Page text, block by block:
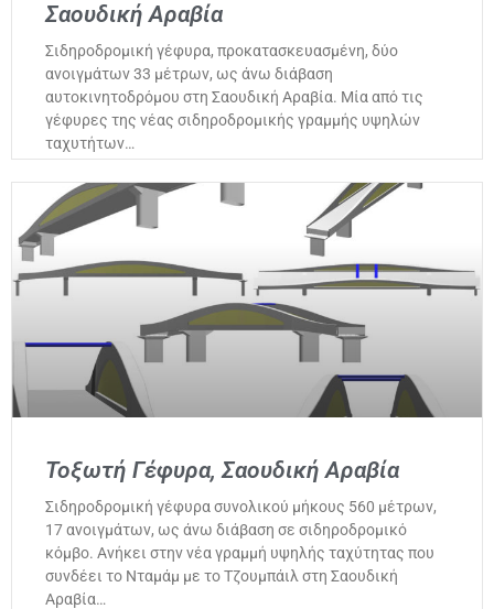
Σαουδική Αραβία
Σιδηροδρομική γέφυρα, προκατασκευασμένη, δύο
ανοιγμάτων 33 μέτρων, ως άνω διάβαση
αυτοκινητοδρόμου στη Σαουδική Αραβία. Μία από τις
γέφυρες της νέας σιδηροδρομικής γραμμής υψηλών
ταχυτήτων…
Τοξωτή Γέφυρα, Σαουδική Αραβία
Σιδηροδρομική γέφυρα συνολικού μήκους 560 μέτρων,
17 ανοιγμάτων, ως άνω διάβαση σε σιδηροδρομικό
κόμβο. Ανήκει στην νέα γραμμή υψηλής ταχύτητας που
συνδέει το Νταμάμ με το Τζουμπάιλ στη Σαουδική
Αραβία…